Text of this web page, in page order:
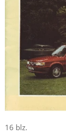
16 blz.